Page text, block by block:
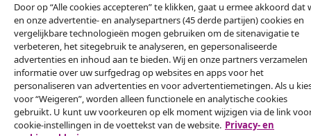
Door op “Alle cookies accepteren” te klikken, gaat u ermee akkoord dat
en onze advertentie- en analysepartners (45 derde partijen) cookies en
vergelijkbare technologieën mogen gebruiken om de sitenavigatie te
verbeteren, het sitegebruik te analyseren, en gepersonaliseerde
advertenties en inhoud aan te bieden. Wij en onze partners verzamelen
informatie over uw surfgedrag op websites en apps voor het
personaliseren van advertenties en voor advertentiemetingen. Als u
voor “Weigeren”, worden alleen functionele en analytische cookies
gebruikt. U kunt uw voorkeuren op elk moment wijzigen via de link
cookie-instellingen in de voettekst van de website. Privacy- en